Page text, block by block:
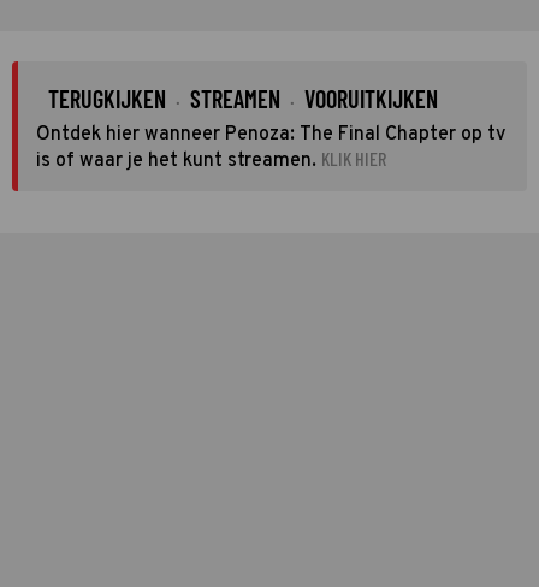
TERUGKIJKEN · STREAMEN · VOORUITKIJKEN
Ontdek hier wanneer Penoza: The Final Chapter op tv
is of waar je het kunt streamen. KLIK HIER